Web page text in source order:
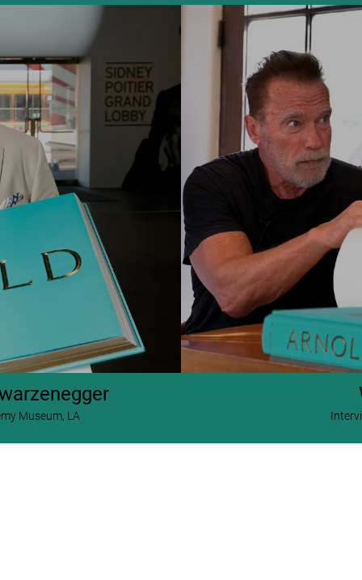
Museum, LA